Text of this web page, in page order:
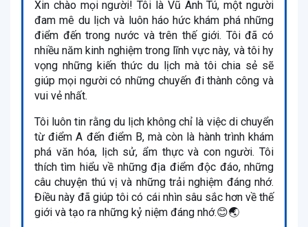
Xin chào mọi người! Tôi là Vũ Anh Tú, một người
đam mê du lịch và luôn háo hức khám phá những
điểm đến trong nước và trên thế giới. Tôi đã có
nhiều năm kinh nghiệm trong lĩnh vực này, và tôi hy
vọng những kiến thức du lịch mà tôi chia sẻ sẽ
giúp mọi người có những chuyến đi thành công và
vui vẻ nhất.
Tôi luôn tin rằng du lịch không chỉ là việc di chuyển
từ điểm A đến điểm B, mà còn là hành trình khám
phá văn hóa, lịch sử, ẩm thực và con người. Tôi
thích tìm hiểu về những địa điểm độc đáo, những
câu chuyện thú vị và những trải nghiệm đáng nhớ.
Điều này đã giúp tôi có cái nhìn sâu sắc hơn về thế
giới và tạo ra những kỷ niệm đáng nhớ.😊🌏